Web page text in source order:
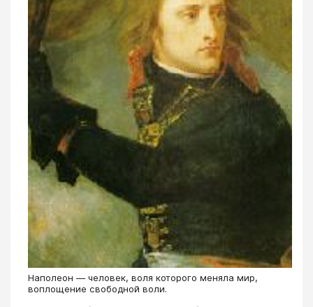
Наполеон — человек, воля которого меняла мир,
воплощение свободной воли.